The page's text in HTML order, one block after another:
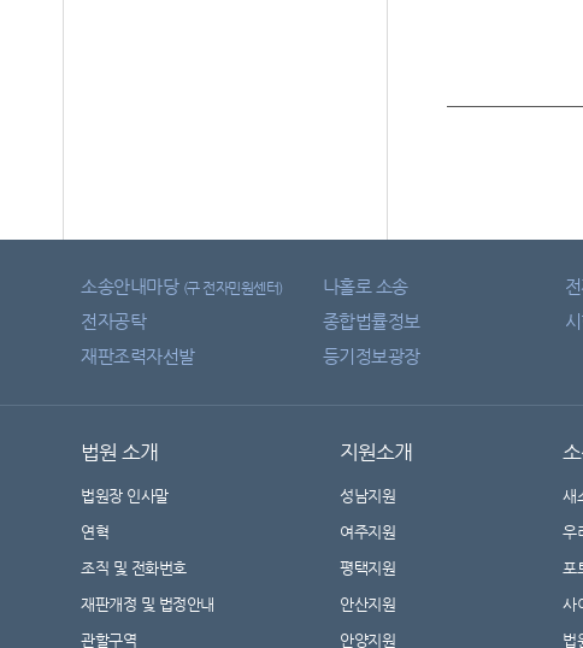
소송안내마당 (구 전자민원센터) 나홀로 소송
전자공탁
종합법률정보
재판조력자선발
등기정보광장
법원 소개
법원장 인사말
연혁
조직 및 전화번호
재판개정 및 법정안내
관할구역
지원소개
성남지원
여주지원
평택지원
안산지원
안양지원
새
우
포
사
법